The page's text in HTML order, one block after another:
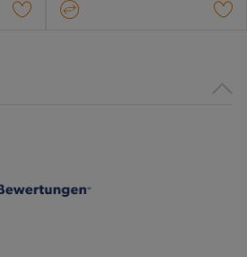
Sternen.